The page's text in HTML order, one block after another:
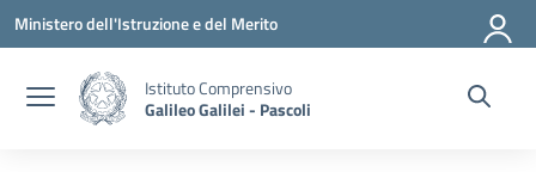
Vai ai contenuti
Vai al menu di navigazione
Vai al footer
Ministero dell'Istruzione e del Merito
Istituto Comprensivo
Galileo Galilei - Pascoli